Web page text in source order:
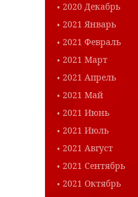
2020 Декабрь
2021 Январь
2021 Февраль
2021 Март
2021 Апрель
2021 Май
2021 Июнь
2021 Июль
2021 Август
2021 Сентябрь
2021 Октябрь